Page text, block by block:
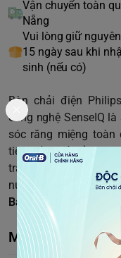
Vận chuyển toàn
Nẵng
Vui lòng giữ
15 ngày sau khi
sinh (nếu có)
Bàn chải điện
công nghệ SenseIQ
sóc răng miệng
tiên tiến nhất của
trải nghiệm đánh
nướu một cách tối ưu.
Bảo hành 24 tháng, 1
Mô tả chi tiết